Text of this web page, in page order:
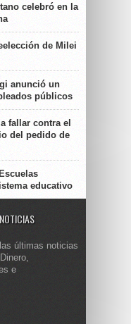
celebró en la
de Milei
anunció un
públicos
fallar contra el
del pedido de
educativo
últimas noticias
e